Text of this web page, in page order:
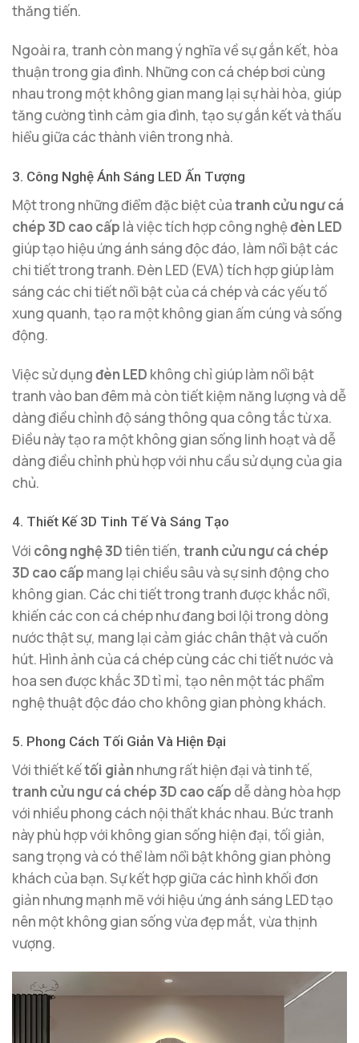
thăng tiến.
Ngoài ra, tranh còn mang ý nghĩa về sự gắn kết, hòa
thuận trong gia đình. Những con cá chép bơi cùng
nhau trong một không gian mang lại sự hài hòa, giúp
tăng cường tình cảm gia đình, tạo sự gắn kết và thấu
hiểu giữa các thành viên trong nhà.
3. Công Nghệ Ánh Sáng LED Ấn Tượng
Một trong những điểm đặc biệt củatranh cửu ngư cá
chép 3D cao cấp là việc tích hợp công nghệđèn LED
giúp tạo hiệu ứng ánh sáng độc đáo, làm nổi bật các
chi tiết trong tranh. Đèn LED (EVA) tích hợp giúp làm
sáng các chi tiết nổi bật của cá chép và các yếu tố
xung quanh, tạo ra một không gian ấm cúng và sống
động.
Việc sử dụngđèn LED không chỉ giúp làm nổi bật
tranh vào ban đêm mà còn tiết kiệm năng lượng và dễ
dàng điều chỉnh độ sáng thông qua công tắc từ xa.
Điều này tạo ra một không gian sống linh hoạt và dễ
dàng điều chỉnh phù hợp với nhu cầu sử dụng của gia
chủ.
4. Thiết Kế 3D Tinh Tế Và Sáng Tạo
Với công nghệ 3Dtiên tiến, tranh cửu ngư cá chép
3D cao cấp mang lại chiều sâu và sự sinh động cho
không gian. Các chi tiết trong tranh được khắc nổi,
khiến các con cá chép như đang bơi lội trong dòng
nước thật sự, mang lại cảm giác chân thật và cuốn
hút. Hình ảnh của cá chép cùng các chi tiết nước và
hoa sen được khắc 3D tỉ mỉ, tạo nên một tác phẩm
nghệ thuật độc đáo cho không gian phòng khách.
5. Phong Cách Tối Giản Và Hiện Đại
Với thiết kếtối giảnnhưng rất hiện đại và tinh tế,
tranh cửu ngư cá chép 3D cao cấp dễ dàng hòa hợp
với nhiều phong cách nội thất khác nhau. Bức tranh
này phù hợp với không gian sống hiện đại, tối giản,
sang trọng và có thể làm nổi bật không gian phòng
khách của bạn. Sự kết hợp giữa các hình khối đơn
giản nhưng mạnh mẽ với hiệu ứng ánh sáng LED tạo
nên một không gian sống vừa đẹp mắt, vừa thịnh
vượng.